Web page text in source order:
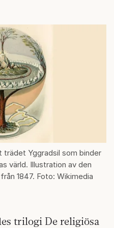
trädet Yggradsil som binder
värld. Illustration av den
1847. Foto: Wikimedia
trilogi De religiösa